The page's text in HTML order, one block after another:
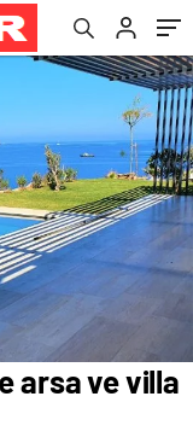
arsa ve villa